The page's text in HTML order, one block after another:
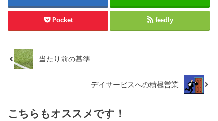
Pocket feedly
当たり前の基準
デイサービスへの積極営業
こちらもオススメです！